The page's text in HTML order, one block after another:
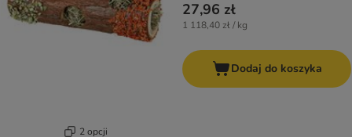
2 opcji
27,96 zł
1 118,40 zł / kg
Dodaj do koszyka